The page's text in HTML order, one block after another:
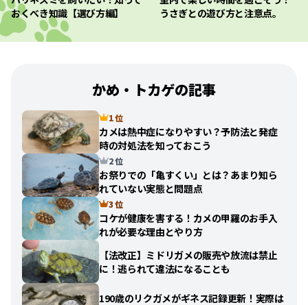
おくべき知識【選び方編】
うさぎとの遊び方と注意点。
かめ・トカゲの記事
1 位
カメは熱中症になりやすい？予防法と発症
時の対処法を知っておこう
2 位
お祭りでの「亀すくい」とは？あまり知ら
れていない実態と問題点
3 位
コケが健康を害する！カメの甲羅のお手入
れが必要な理由とやり方
【法改正】ミドリガメの販売や放流は禁止
に！逃られて違法になることも
190歳のリクガメがギネス記録更新！実際は